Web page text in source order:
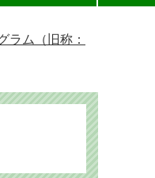
ラム（旧称：